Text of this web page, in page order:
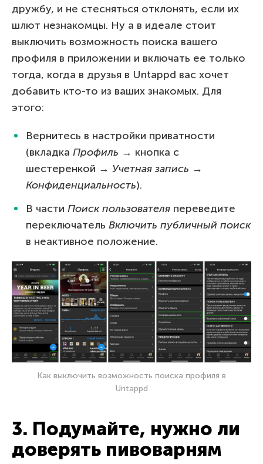
дружбу, и не стесняться отклонять, если их
шлют незнакомцы. Ну а в идеале стоит
выключить возможность поиска вашего
профиля в приложении и включать ее только
тогда, когда в друзья в Untappd вас хочет
добавить кто-то из ваших знакомых. Для
этого:
Вернитесь в настройки приватности
(вкладка Профиль → кнопка с
шестеренкой → Учетная запись →
Конфиденциальность).
В части Поиск пользователя переведите
переключатель Включить публичный поиск
в неактивное положение.
Как выключить возможность поиска профиля в
Untappd
3. Подумайте, нужно ли
доверять пивоварням